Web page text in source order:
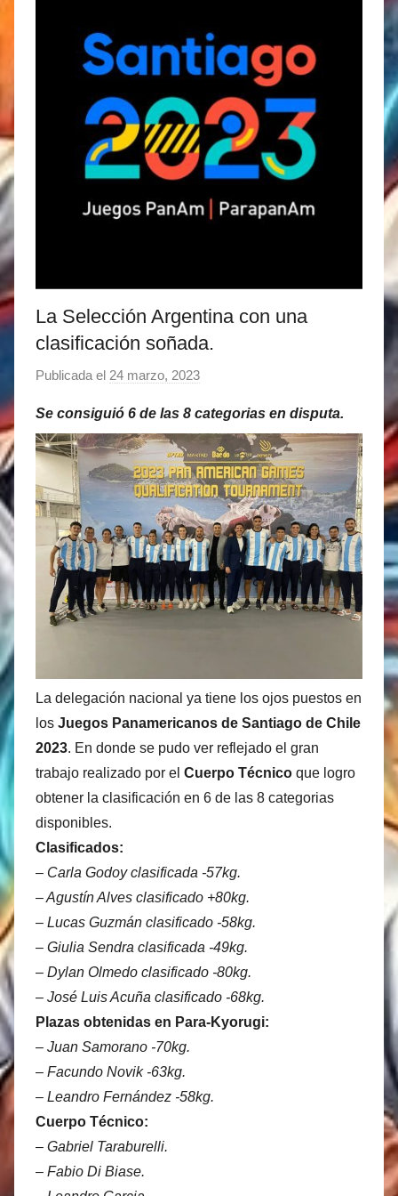
La Selección Argentina con una
clasificación soñada.
Publicada el 24 marzo, 2023
r
M
a
t
í
a
s
M
a
i
n
e
z
Se consiguió 6 de las 8 categorias en disputa.
La delegación nacional ya tiene los ojos puestos en
los Juegos Panamericanos de Santiago de Chile
2023. En donde se pudo ver reflejado el gran
trabajo realizado por el Cuerpo Técnico que logro
obtener la clasificación en 6 de las 8 categorias
disponibles.
Clasificados:
– Carla Godoy clasificada -57kg.
– Agustín Alves clasificado +80kg.
– Lucas Guzmán clasificado -58kg.
– Giulia Sendra clasificada -49kg.
– Dylan Olmedo clasificado -80kg.
– José Luis Acuña clasificado -68kg.
Plazas obtenidas en Para-Kyorugi:
– Juan Samorano -70kg.
– Facundo Novik -63kg.
– Leandro Fernández -58kg.
Cuerpo Técnico:
– Gabriel Taraburelli.
– Fabio Di Biase.